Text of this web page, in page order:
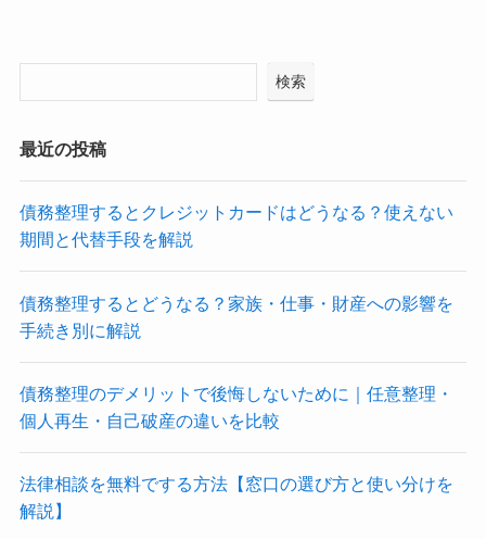
検索
最近の投稿
債務整理するとクレジットカードはどうなる？使えない
期間と代替手段を解説
債務整理するとどうなる？家族・仕事・財産への影響を
手続き別に解説
債務整理のデメリットで後悔しないために｜任意整理・
個人再生・自己破産の違いを比較
法律相談を無料でする方法【窓口の選び方と使い分けを
解説】